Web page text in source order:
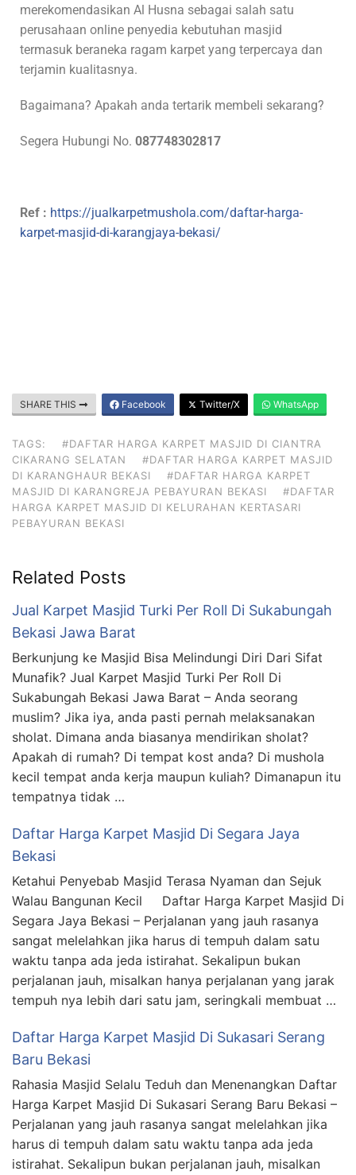
merekomendasikan Al Husna sebagai salah satu
perusahaan online penyedia kebutuhan masjid
termasuk beraneka ragam karpet yang terpercaya dan
terjamin kualitasnya.
Bagaimana? Apakah anda tertarik membeli sekarang?
Segera Hubungi No. 087748302817
Ref : https://jualkarpetmushola.com/daftar-harga-
karpet-masjid-di-karangjaya-bekasi/
SHARE THIS Facebook Twitter/X WhatsApp
TAGS:
#DAFTAR HARGA KARPET MASJID DI CIANTRA
CIKARANG SELATAN
#DAFTAR HARGA KARPET MASJID
DI KARANGHAUR BEKASI
#DAFTAR HARGA KARPET
MASJID DI KARANGREJA PEBAYURAN BEKASI
#DAFTAR
HARGA KARPET MASJID DI KELURAHAN KERTASARI
PEBAYURAN BEKASI
Related Posts
Jual Karpet Masjid Turki Per Roll Di Sukabungah
Bekasi Jawa Barat
Berkunjung ke Masjid Bisa Melindungi Diri Dari Sifat
Munafik? Jual Karpet Masjid Turki Per Roll Di
Sukabungah Bekasi Jawa Barat – Anda seorang
muslim? Jika iya, anda pasti pernah melaksanakan
sholat. Dimana anda biasanya mendirikan sholat?
Apakah di rumah? Di tempat kost anda? Di mushola
kecil tempat anda kerja maupun kuliah? Dimanapun itu
tempatnya tidak …
Daftar Harga Karpet Masjid Di Segara Jaya
Bekasi
Ketahui Penyebab Masjid Terasa Nyaman dan Sejuk
Walau Bangunan Kecil Daftar Harga Karpet Masjid Di
Segara Jaya Bekasi – Perjalanan yang jauh rasanya
sangat melelahkan jika harus di tempuh dalam satu
waktu tanpa ada jeda istirahat. Sekalipun bukan
perjalanan jauh, misalkan hanya perjalanan yang jarak
tempuh nya lebih dari satu jam, seringkali membuat …
Daftar Harga Karpet Masjid Di Sukasari Serang
Baru Bekasi
Rahasia Masjid Selalu Teduh dan Menenangkan Daftar
Harga Karpet Masjid Di Sukasari Serang Baru Bekasi –
Perjalanan yang jauh rasanya sangat melelahkan jika
harus di tempuh dalam satu waktu tanpa ada jeda
istirahat. Sekalipun bukan perjalanan jauh, misalkan